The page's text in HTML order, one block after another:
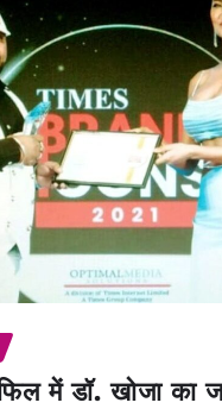
में डॉ. खोजा का